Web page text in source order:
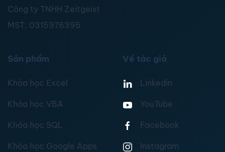
Công ty TNHH Zeitgeist
MST: 0315976395
Sản phẩm
Khóa học Excel
Khóa học VBA
Khóa học SQL
Khóa học Google Apps
Về tác giả
Linkedin
YouTube
Facebook
Instagram